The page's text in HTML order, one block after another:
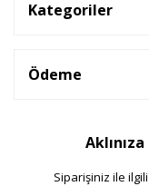
Kategoriler
Ödeme
Siparişiniz ile